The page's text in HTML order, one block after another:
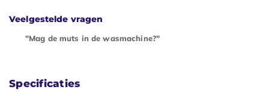
Veelgestelde vragen
"Mag de muts in de wasmachine?"
Specificaties